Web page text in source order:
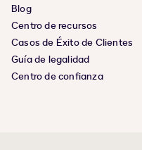
Blog
Centro de recursos
Casos de Éxito de Clientes
Guía de legalidad
Centro de confianza